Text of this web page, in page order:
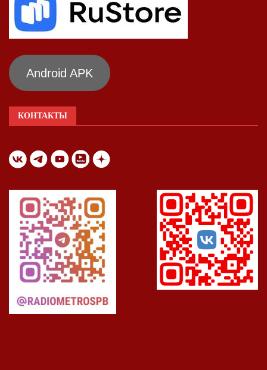
Android APK
КОНТАКТЫ